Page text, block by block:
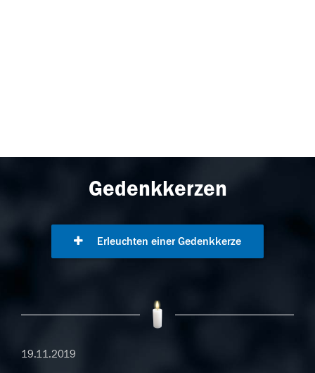
Gedenkkerzen
Erleuchten einer Gedenkkerze
19.11.2019